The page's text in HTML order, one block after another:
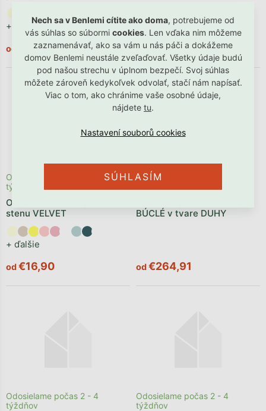
Nech sa v Benlemi cítite ako doma, potrebujeme od
vás súhlas so súbormi cookies. Len vďaka nim môžeme
zaznamenávať, ako sa vám u nás páči a dokážeme
domov Benlemi neustále zveľaďovať. Všetky údaje budú
pod našou strechu v úplnom bezpečí. Svoj súhlas
môžete zároveň kedykoľvek odvolať, stačí nám napísať.
Viac o tom, ako chránime vaše osobné údaje,
nájdete tu.
SÚHLASÍM
+ ďalšie
od €14,90
+ ďalšie
od €12,90
Okrúhly čalúnený panel na
stenu VELVET
+ ďalšie
Odosielame počas 2 - 4
týždňov
od€16,90
BÚCLÉ v tvare DUHY
Odosielame počas 2 - 4
od€264,91
Odosielame počas 2 - 4
týždňov
Odosielame počas 2 - 4
týždňov